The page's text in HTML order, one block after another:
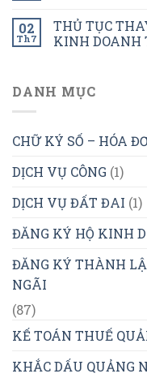
02
Th7
THỦ TỤC
KINH DOANH
DANH MỤC
CHỮ KÝ SỐ – HÓA
DỊCH VỤ CÔNG (1)
DỊCH VỤ ĐẤT ĐAI (1)
ĐĂNG KÝ HỘ KINH
ĐĂNG KÝ THÀNH
NGÃI
(87)
KẾ TOÁN THUẾ
KHẮC DẤU QUẢNG